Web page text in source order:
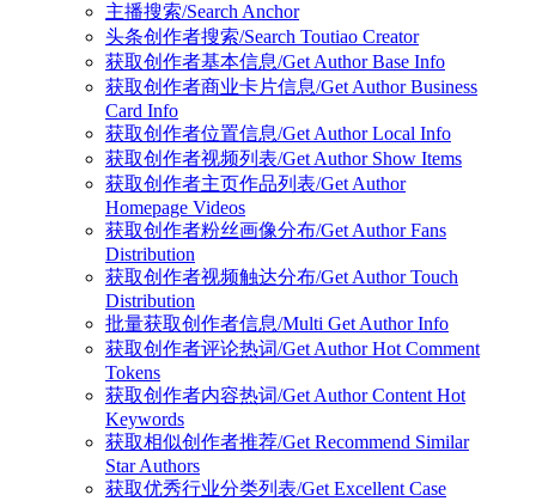
主播搜索/Search Anchor
头条创作者搜索/Search Toutiao Creator
获取创作者基本信息/Get Author Base Info
获取创作者商业卡片信息/Get Author Business
Card Info
获取创作者位置信息/Get Author Local Info
获取创作者视频列表/Get Author Show Items
获取创作者主页作品列表/Get Author
Homepage Videos
获取创作者粉丝画像分布/Get Author Fans
Distribution
获取创作者视频触达分布/Get Author Touch
Distribution
批量获取创作者信息/Multi Get Author Info
获取创作者评论热词/Get Author Hot Comment
Tokens
获取创作者内容热词/Get Author Content Hot
Keywords
获取相似创作者推荐/Get Recommend Similar
Star Authors
获取优秀行业分类列表/Get Excellent Case